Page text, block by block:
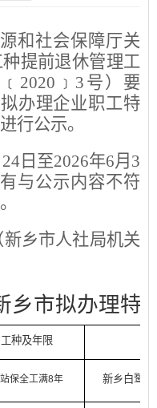
和社会保障厅关
提前退休管理工
号）要
办理企业职工特
行公示。
日至2026年6月3
与公示内容不符
乡市人社局机关
乡市拟办理特
工种及年限
保全工满8年 新乡白鹭